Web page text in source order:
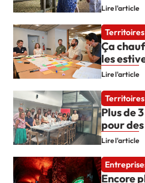
Lire l'article
Territoires
Ça
les
Lire l'article
Territoires
Plus de
pour
Lire l'article
Encore